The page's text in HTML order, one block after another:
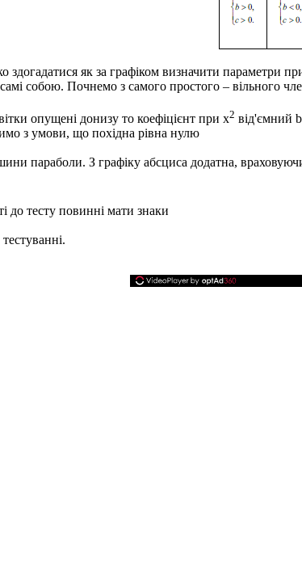
здогадатися як за графіком визначити параметри
собою. Почнемо з самого простого – вільного
опущені донизу то коефіцієнт при х2 від'ємний
з умови, що похідна рівна нулю
параболи. З графіку абсциса додатна,
до тесту повинні мати знаки